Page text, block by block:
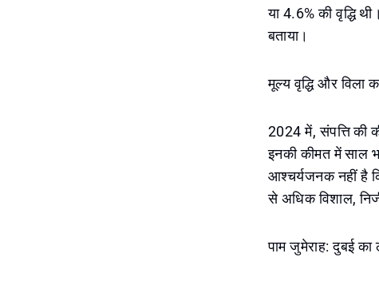
या 4.6% की वृद्धि
बताया।
मूल्य वृद्धि और विला
2024 में, संपत्ति की
इनकी कीमत में साल
आश्चर्यजनक नहीं है
से अधिक विशाल,
पाम जुमेराह: दुबई का